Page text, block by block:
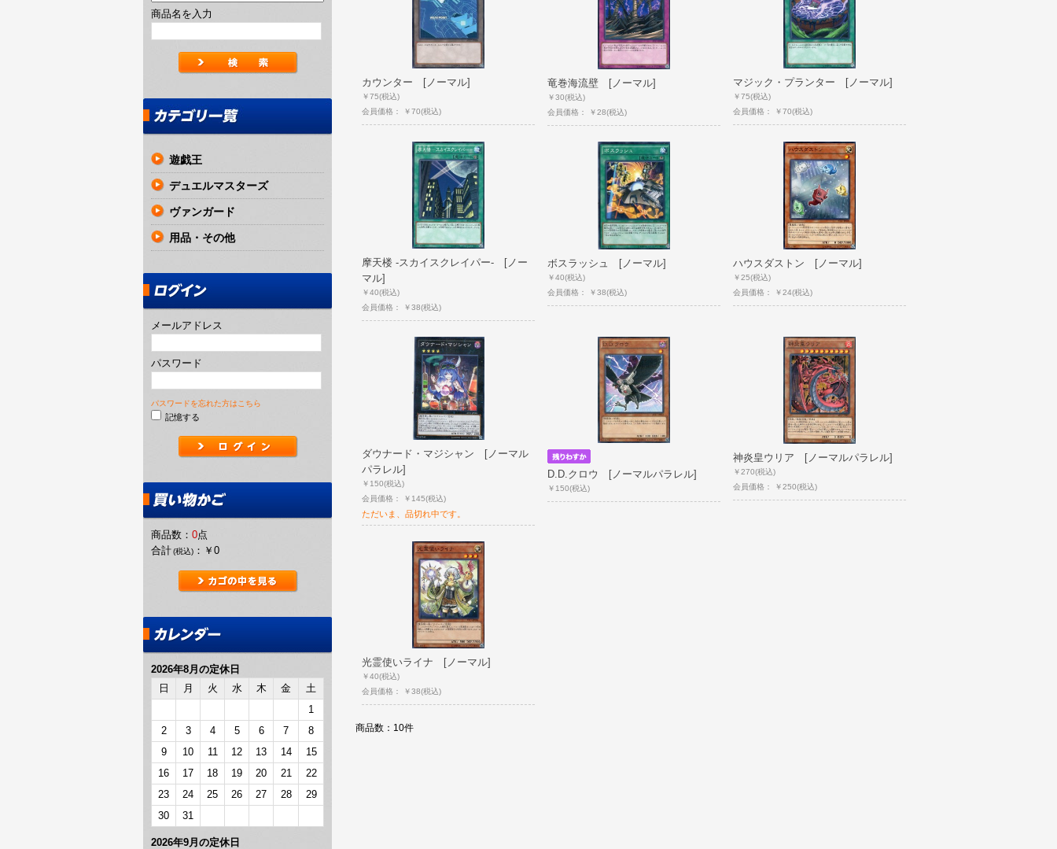
カウンター [ノーマル]
￥75(税込)
会員価格： ￥70(税込)
竜巻海流壁 [ノーマル]
￥30(税込)
会員価格： ￥28(税込)
マジック・プランター [ノーマル]
￥75(税込)
会員価格： ￥70(税込)
摩天楼 -スカイスクレイパー- [ノー
マル]
￥40(税込)
会員価格： ￥38(税込)
ボスラッシュ [ノーマル]
￥40(税込)
会員価格： ￥38(税込)
ハウスダストン [ノーマル]
￥25(税込)
会員価格： ￥24(税込)
ダウナード・マジシャン [ノーマル
パラレル]
￥150(税込)
会員価格： ￥145(税込)
ただいま、品切れ中です。
D.D.クロウ [ノーマルパラレル]
￥150(税込)
神炎皇ウリア [ノーマルパラレル]
￥270(税込)
会員価格： ￥250(税込)
光霊使いライナ [ノーマル]
￥40(税込)
会員価格： ￥38(税込)
商品数：10件
商品名を入力
遊戯王
デュエルマスターズ
ヴァンガード
用品・その他
メールアドレス
パスワード
パスワードを忘れた方はこちら
記憶する
商品数： 0点
合計(税込) ： ￥0
2026年8月の定休日
日
月 火 水 木 金
土
1
2
3 4 5 6 7
8
9
10 11 12 13 14
15
16
17 18 19 20 21
22
23
24 25 26 27 28
29
30
31
2026年9月の定休日